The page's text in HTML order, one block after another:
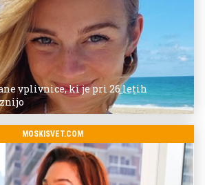
vplivnice, ki je pri 26 letih
MOSKISVET.COM